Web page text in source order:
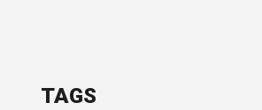
TAGS